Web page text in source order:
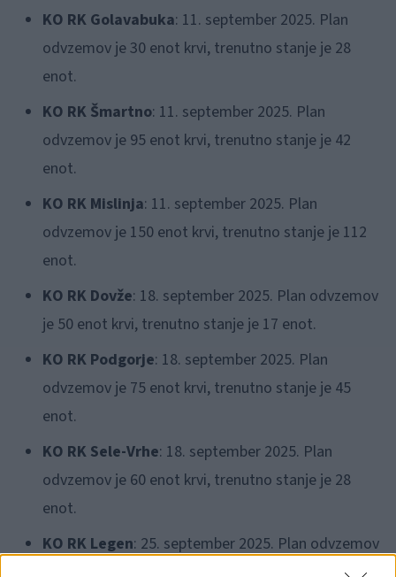
KO RK Golavabuka: 11. september 2025. Plan
odvzemov je 30 enot krvi, trenutno stanje je 28
enot.
KO RK Šmartno: 11. september 2025. Plan
odvzemov je 95 enot krvi, trenutno stanje je 42
enot.
KO RK Mislinja: 11. september 2025. Plan
odvzemov je 150 enot krvi, trenutno stanje je 112
enot.
KO RK Dovže: 18. september 2025. Plan odvzemov
je 50 enot krvi, trenutno stanje je 17 enot.
KO RK Podgorje: 18. september 2025. Plan
odvzemov je 75 enot krvi, trenutno stanje je 45
enot.
KO RK Sele-Vrhe: 18. september 2025. Plan
odvzemov je 60 enot krvi, trenutno stanje je 28
enot.
KO RK Legen: 25. september 2025. Plan odvzemov